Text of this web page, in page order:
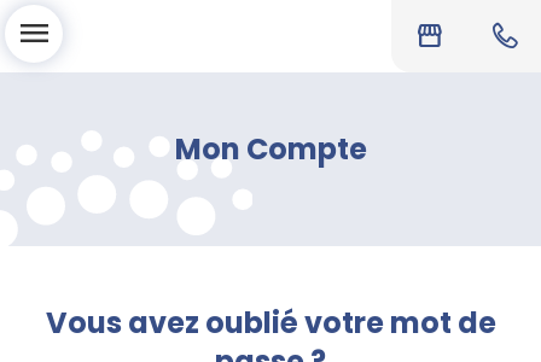
storefront
menu
Mon Compte
Vous avez oublié votre mot de